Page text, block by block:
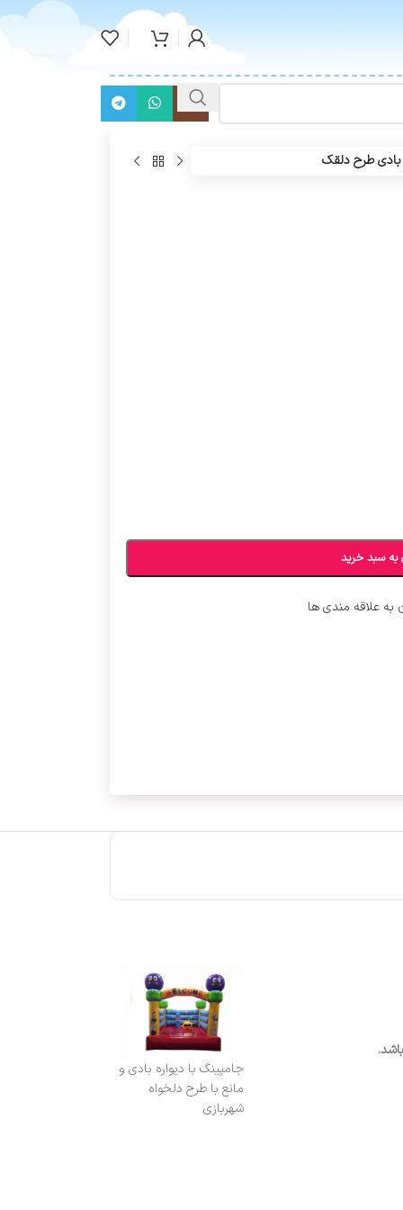
طرح دلقک
به سبد خرید
به علاقه مندی ها
جامپینگ با دیواره بادی و
مانع با طرح دلخواه
شهربازی